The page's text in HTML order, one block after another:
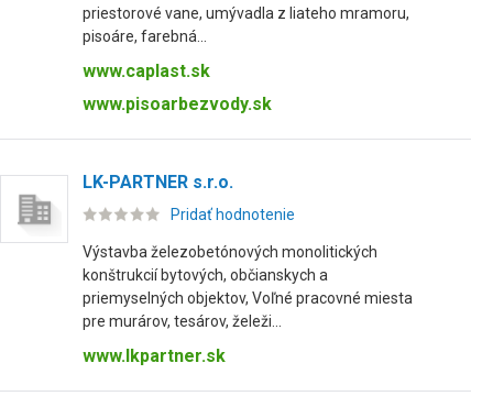
priestorové vane, umývadla z liateho mramoru,
pisoáre, farebná...
www.caplast.sk
www.pisoarbezvody.sk
LK-PARTNER s.r.o.
Pridať hodnotenie
Výstavba železobetónových monolitických
konštrukcií bytových, občianskych a
priemyselných objektov, Voľné pracovné miesta
pre murárov, tesárov, želeži...
www.lkpartner.sk